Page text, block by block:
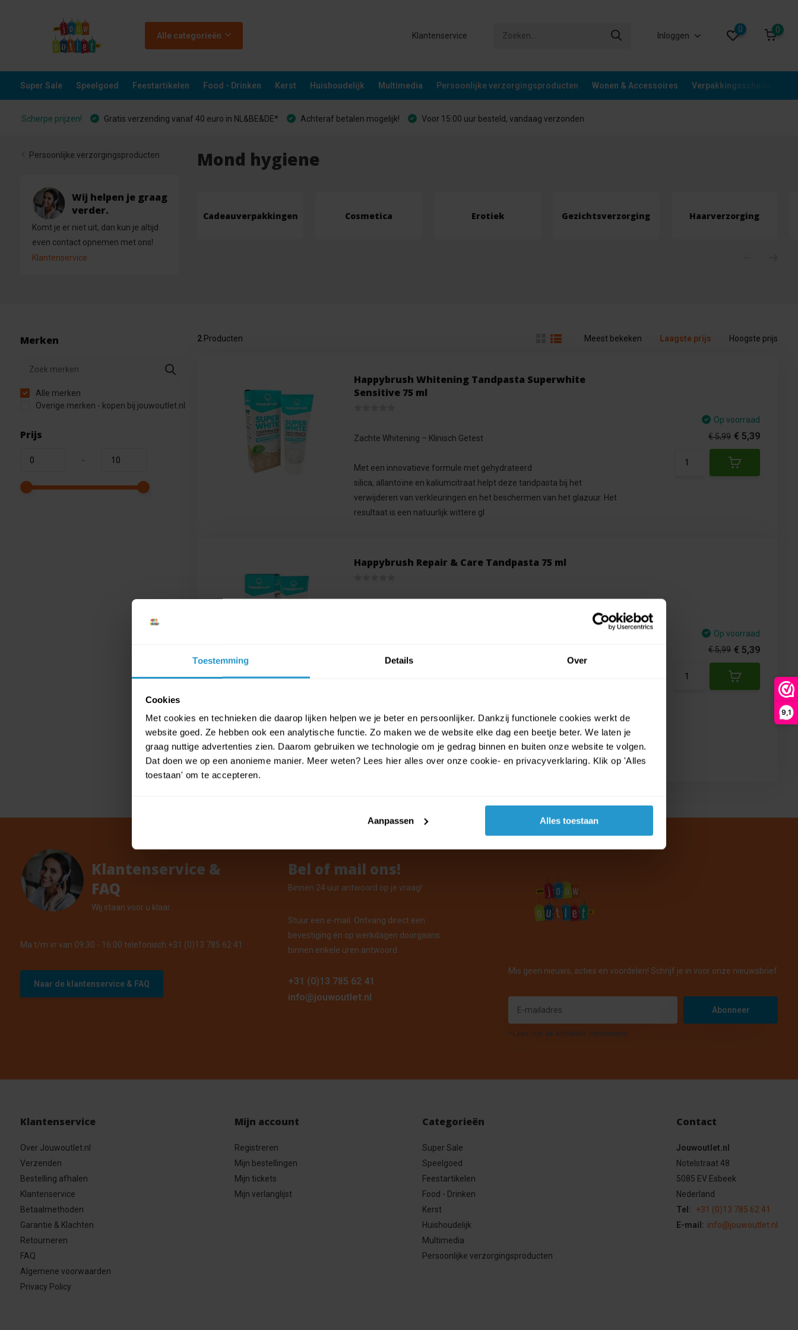
Toestemming Details Over
Cookies
Met cookies en technieken die daarop lijken helpen we je beter en persoonlijker. Dankzij functionele cookies werkt de
website goed. Ze hebben ook een analytische functie. Zo maken we de website elke dag een beetje beter. We laten je
graag nuttige advertenties zien. Daarom gebruiken we technologie om je gedrag binnen en buiten onze website te volgen.
Dat doen we op een anonieme manier. Meer weten? Lees hier alles over onze cookie- en privacyverklaring. Klik op 'Alles
toestaan' om te accepteren.
Aanpassen Alles toestaan
9,1
Alle categorieën Klantenservice Inloggen
0 0
Super Sale Speelgoed Feestartikelen Food - Drinken Kerst Huishoudelijk Multimedia Persoonlijke verzorgingsproducten Wonen & Accessoires Verpakkingsschade
Scherpe prijzen! Gratis verzending vanaf 40 euro in NL&BE&DE* Achteraf betalen mogelijk! Voor 15:00 uur besteld, vandaag verzonden
Persoonlijke verzorgingsproducten
Wij helpen je graag
verder.
Komt je er niet uit, dan kun je altijd
even contact opnemen met ons!
Klantenservice
Mond hygiene
Cadeauverpakkingen Cosmetica Erotiek Gezichtsverzorging Haarverzorging
Merken
Alle merken
Overige merken - kopen bij jouwoutlet.nl
Prijs
-
2Producten Meest bekeken Laagste prijs Hoogste prijs
Happybrush Whitening Tandpasta Superwhite
Sensitive 75 ml
Zachte Whitening – Klinisch Getest
Met een innovatieve formule met gehydrateerd
silica, allantoïne en kaliumcitraat helpt deze tandpasta bij het
verwijderen van verkleuringen en het beschermen van het glazuur. Het
resultaat is een natuurlijk wittere gl
Op voorraad
€ 5,99 € 5,39
Happybrush Repair & Care Tandpasta 75 ml
Fluoride: 1450 ppm
Met 5-voudige beschermin
Op voorraad
€ 5,99 € 5,39
Klantenservice &
FAQ
Wij staan voor u klaar.
Ma t/m vr van 09:30 - 16:00 telefonisch +31 (0)13 785 62 41
Naar de klantenservice & FAQ
Bel of mail ons!
Binnen 24 uur antwoord op je vraag!
Stuur een e-mail. Ontvang direct een
bevestiging en op werkdagen doorgaans
binnen enkele uren antwoord.
+31 (0)13 785 62 41
info@jouwoutlet.nl
Mis geen nieuws, acties en voordelen! Schrijf je in voor onze nieuwsbrief
Abonneer
* Lees hier de wettelijke beperkingen
Klantenservice
Over Jouwoutlet.nl
Verzenden
Bestelling afhalen
Klantenservice
Betaalmethoden
Garantie & Klachten
Retourneren
FAQ
Algemene voorwaarden
Privacy Policy
Mijn account
Registreren
Mijn bestellingen
Mijn tickets
Mijn verlanglijst
Categorieën
Super Sale
Speelgoed
Feestartikelen
Food - Drinken
Kerst
Huishoudelijk
Multimedia
Persoonlijke verzorgingsproducten
Contact
Jouwoutlet.nl
Notelstraat 48
5085 EV Esbeek
Nederland
Tel:
+31 (0)13 785 62 41
E-mail: info@jouwoutlet.nl